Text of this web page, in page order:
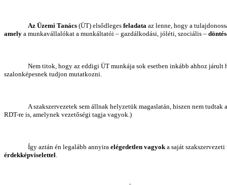
Az Üzemi Tanács (ÜT) elsődlegesfeladata az lenne, hogy a
amely a munkavállalókat a munkáltatói – gazdálkodási, jóléti, szociális –
Nem titok, hogy az eddigi ÜT munkája sok esetben inkább ahhoz járult
szalonképesnek tudjon mutatkozni.
A szakszervezetek sem állnak helyzetük magaslatán, hiszen nem
RDT-re is, amelynek vezetőségi tagja vagyok.)
Így aztán én legalább annyiraelégedetlen vagyoka saját
érdekképviselettel.